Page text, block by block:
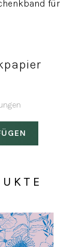
für